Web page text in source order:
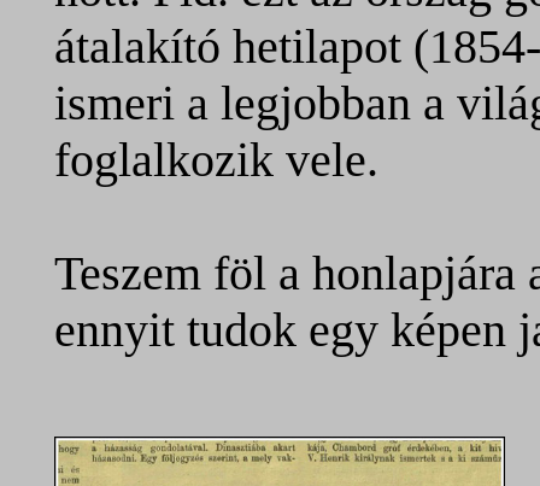
átalakító hetilapot
ismeri a legjobban a
foglalkozik vele.
Teszem föl a
ennyit tudok egy képen